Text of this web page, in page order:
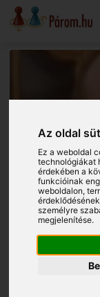
Az oldal
Ez a weboldal
technológiákat
érdekében a
funkcióinak
weboldalon,
személyre
megjelenítése.